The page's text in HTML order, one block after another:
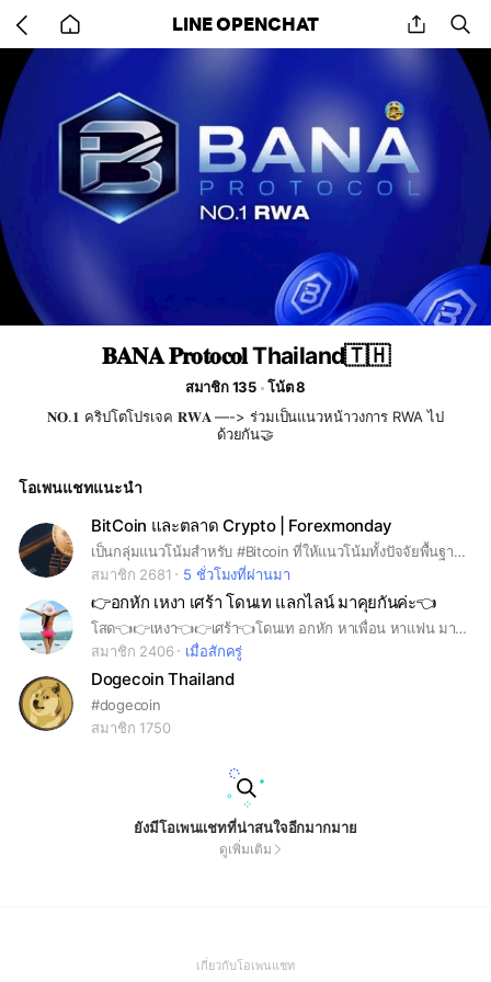
back
to
home
LINE OPENCHAT share
𝐁𝐀𝐍𝐀 𝐏𝐫𝐨𝐭𝐨𝐜𝐨𝐥 Thailand🇹🇭
สมาชิก 135
โน้ต 8
𝐍𝐎.𝟏 คริปโตโปรเจค 𝐑𝐖𝐀 —-> ร่วมเป็นแนวหน้าวงการ RWA ไป
ด้วยกัน🤝
โอเพนแชทแนะนำ
BitCoin และตลาด Crypto | Forexmonday
เป็นกลุ่มแนวโน้มสำหรับ #Bitcoin ที่ให้แนวโน้มทั้งปัจจัยพื้นฐานและทางเทคนิคในระยะสั้นและระยะกลางรวมทั้งระยะยาว #Forex #Forexmonday #BTC
สมาชิก 2681
5 ชั่วโมงที่ผ่านมา
👉อกหัก เหงา เศร้า โดนเท แลกไลน์ มาคุยกันค่ะ👈
โสด👈👉เหงา👈👉เศร้า👈โดนเท อกหัก หาเพื่อน หาแฟน มาคุยกัน👈
สมาชิก 2406
เมื่อสักครู่
Dogecoin Thailand
#dogecoin
สมาชิก 1750
ยังมีโอเพนแชทที่น่าสนใจอีกมากมาย
ดูเพิ่มเติม
เกี่ยวกับโอเพนแชท(Open